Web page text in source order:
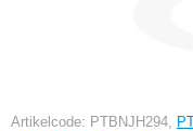
Artikelcode: PTBNJH294,